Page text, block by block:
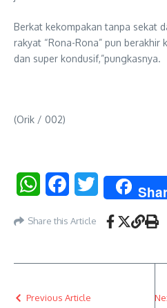
Berkat kekompakan tanpa sekat
rakyat “Rona-Rona” pun berakhir
dan super kondusif,”pungkasnya.
(Orik / 002)
WhatsAppFacebookTwitter
Share this Article
Previous Article